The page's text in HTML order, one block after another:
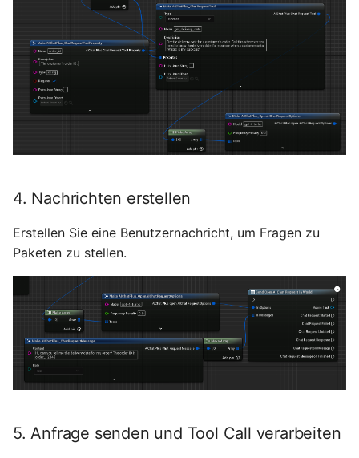
4. Nachrichten erstellen
Erstellen Sie eine Benutzernachricht, um Fragen zu
Paketen zu stellen.
5. Anfrage senden und Tool Call verarbeiten